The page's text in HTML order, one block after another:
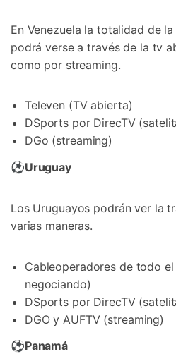
En Venezuela la totalidad de
podrá verse a través de la tv
como por streaming.
Televen (TV abierta)
DSports por DirecTV
DGo (streaming)
⚽Uruguay
Los Uruguayos podrán ver la
varias maneras.
Cableoperadores de todo
negociando)
DSports por DirecTV
DGO y AUFTV (streaming)
⚽Panamá